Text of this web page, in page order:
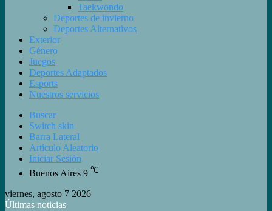
Taekwondo
Deportes de invierno
Deportes Alternativos
Exterior
Género
Juegos
Deportes Adaptados
Esports
Nuestros servicios
Buscar
Switch skin
Barra Lateral
Artículo Aleatorio
Iniciar Sesión
Buenos Aires 9 ℃
viernes, agosto 7 2026
Últimas noticias